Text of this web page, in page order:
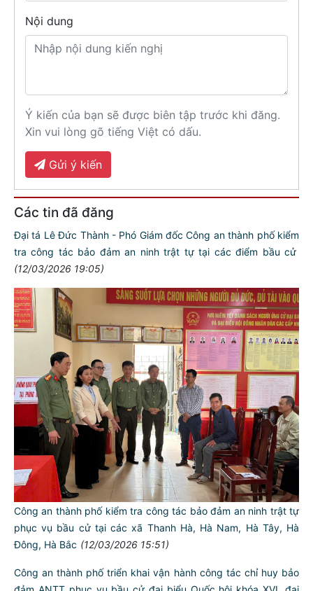
Nội dung
Ý kiến của bạn sẽ được biên tập trước khi đăng.
Xin vui lòng gõ tiếng Việt có dấu.
Gửi ý kiến
Các tin đã đăng
Đại tá Lê Đức Thành - Phó Giám đốc Công an thành phố kiểm
tra công tác bảo đảm an ninh trật tự tại các điểm bầu cử
(12/03/2026 19:05)